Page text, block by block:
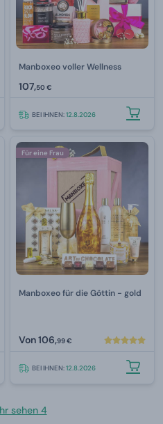
Manboxeo voller Wellness
107,50 €
BEI IHNEN:12.8.2026
Für eine Frau
Manboxeo für die Göttin - gold
Von106,99 €
BEI IHNEN:12.8.2026
sehen 4